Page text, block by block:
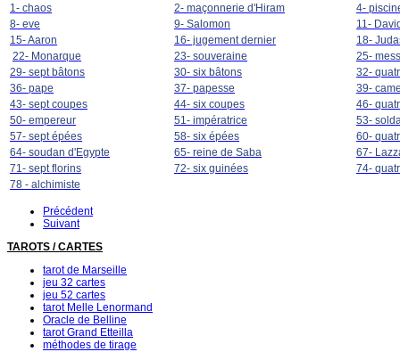
1- chaos 2- maçonnerie d'Hiram
4-
8- eve
9- Salomon
11-
15- Aaron
16- jugement dernier
18-
22- Monarque
23- souveraine
25-
29- sept bâtons
30- six bâtons
32-
36- pape
37- papesse
39-
43- sept coupes
44- six coupes
46-
50- empereur
51- impératrice
53-
57- sept épées
58- six épées
60-
64- soudan d'Egypte
65- reine de Saba
67-
71- sept florins
72- six guinées
74-
78 - alchimiste
Précédent
Suivant
TAROTS / CARTES
tarot de Marseille
jeu 32 cartes
jeu 52 cartes
tarot Melle Lenormand
Oracle de Belline
tarot Grand Etteilla
méthodes de tirage